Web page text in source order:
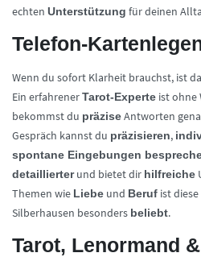
echten Unterstützung für deinen
Telefon-
Wenn du sofort Klarheit brauchst, ist
Ein erfahrenerTarot-Experte ist ohne
bekommst du präziseAntworten
Gespräch kannst du präzisieren,
spontane Eingebungen
detaillierterund bietet dir hilfreiche
Themen wie Liebe und Beruf ist
Silberhausen besonders beliebt.
Tarot, Lenormand &